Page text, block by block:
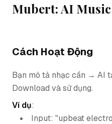
Mubert: AI
Cách Hoạt Động
Bạn mô tả nhạc cần →
Download và sử dụng.
Ví dụ:
Input: "upbeat